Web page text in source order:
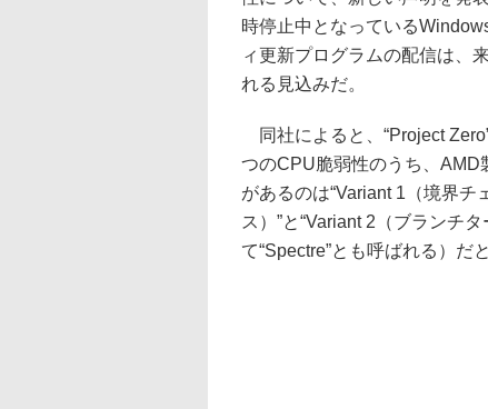
時停止中となっている
ィ更新プログラムの配信は、
れる見込みだ。
同社によると、“Project
つのCPU脆弱性のうち、AMD
があるのは“Variant 1（境界チ
ス）”と“Variant 2（ブランチ
て“Spectre”とも呼ばれる）だ